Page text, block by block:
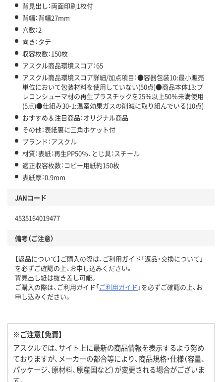
背見出し：両面印刷1枚付
背幅：背幅27mm
穴数：2
向き：タテ
収容枚数：150枚
アスクル商品環境スコア：65
アスクル商品環境スコア詳細/加点項目：●容器包装10:最小販売
単位において包装材料を使用していない(50点)●商品本体13:プ
レコンシューマ材の再生プラスチックを25％以上50％未満使用
(5点)●仕組み30-1:温室効果ガスの削減に取り組んでいる(10点)
おすすめ＆注目商品：オリジナル商品
その他：表紙裏に三角ポケット付
ブランド：アスクル
材質：表紙：再生PP50％、とじ具：スチール
適正収容枚数：コピー用紙約150枚
表紙厚：0.9mm
JANコード
4535164019477
備考（ご注意）
【返品について】ご購入の際は、ご利用ガイド「返品・交換について」
を必ずご確認の上、お申し込みください。
背見出し紙は抜き差し可能。
ご購入の際は、ご利用ガイド「ご利用ガイド 」を必ずご確認の上、お
申し込みください。
※ご注意【免責】
アスクルでは、サイト上に最新の商品情報を表示するよう努め
ておりますが、メーカーの都合等により、商品規格・仕様（容量、
パッケージ、原材料、原産国など）が変更される場合がございま